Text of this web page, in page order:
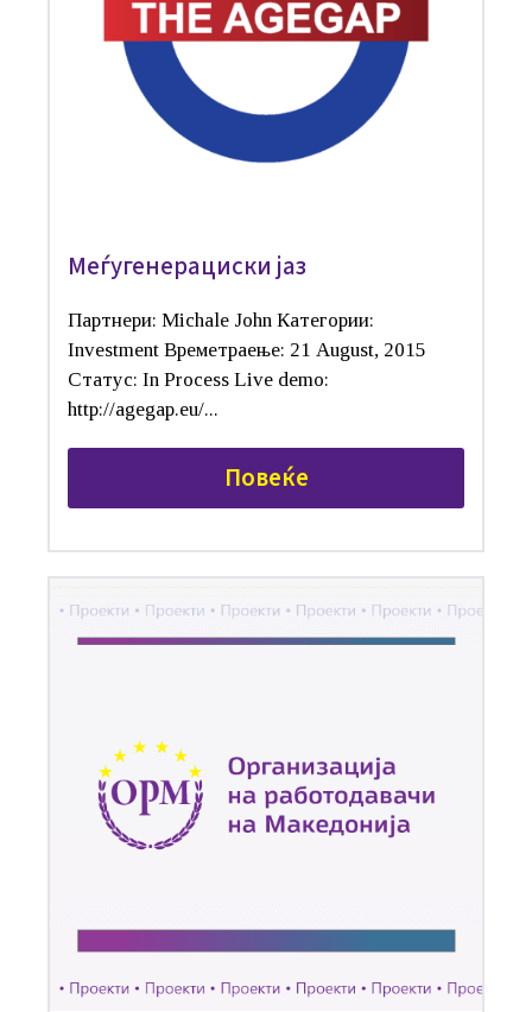
Меѓугенерациски јаз
Партнери: Michale John Категории:
Investment Времетраење: 21 August, 2015
Статус: In Process Live demo:
http://agegap.eu/...
Повеќе